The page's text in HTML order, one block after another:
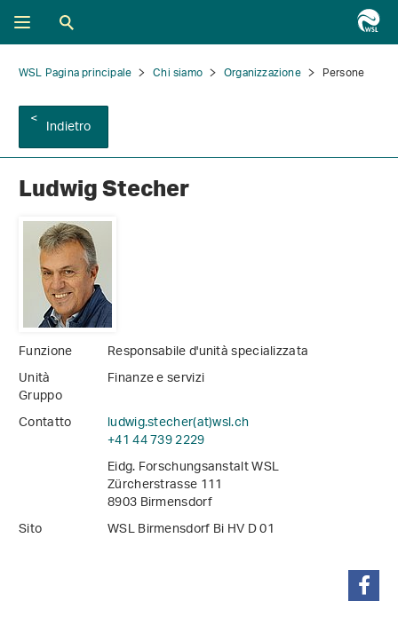
WSL Pagina principale Chi siamo Organizzazione Persone
Indietro
Ludwig Stecher
Funzione
Responsabile d'unità specializzata
Unità
Finanze e servizi
Gruppo
Contatto
ludwig.stecher(at)wsl.ch
+41 44 739 2229
Eidg. Forschungsanstalt WSL
Zürcherstrasse 111
8903 Birmensdorf
Sito
WSL Birmensdorf Bi HV D 01